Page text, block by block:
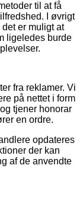
til at få
I øvrigt
er muligt at
ligeledes burde
fra reklamer. Vi
på nettet i form
tjener honorar
en ordre.
opdateres
der kan
af de anvendte